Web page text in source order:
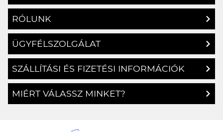
RÓLUNK
ÜGYFÉLSZOLGÁLAT
SZÁLLÍTÁSI ÉS FIZETÉSI INFORMÁCIÓK
MIÉRT VÁLASSZ MINKET?